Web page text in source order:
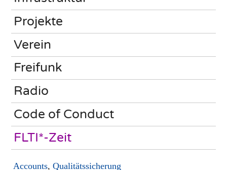
Projekte
Verein
Freifunk
Radio
Code of Conduct
FLTI*-Zeit
Accounts, Qualitätssicherung